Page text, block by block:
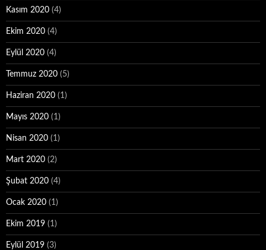
Kasım 2020 (4)
Ekim 2020 (4)
Eylül 2020 (4)
Temmuz 2020 (5)
Haziran 2020 (1)
Mayıs 2020 (1)
Nisan 2020 (1)
Mart 2020 (2)
Şubat 2020 (4)
Ocak 2020 (1)
Ekim 2019 (1)
Eylül 2019 (3)